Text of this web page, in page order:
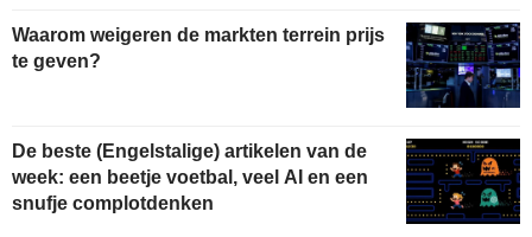
Waarom weigeren de markten terrein prijs
te geven?
De beste (Engelstalige) artikelen van de
week: een beetje voetbal, veel AI en een
snufje complotdenken